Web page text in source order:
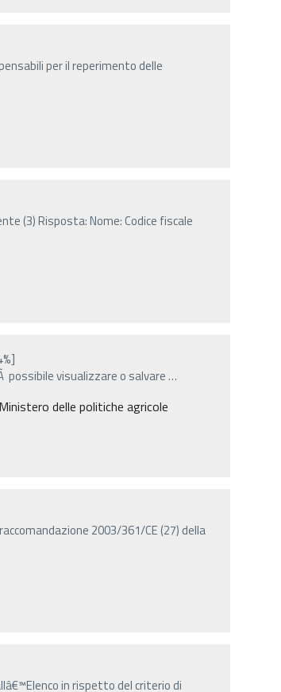
per il reperimento delle
(3) Risposta: Nome: Codice fiscale
possibile visualizzare o salvare…
delle politiche agricole
2003/361/CE (27) della
in rispetto del criterio di